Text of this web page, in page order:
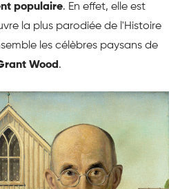
populaire. En effet, elle est
la plus parodiée de l'Histoire
les célèbres paysans de
Wood .